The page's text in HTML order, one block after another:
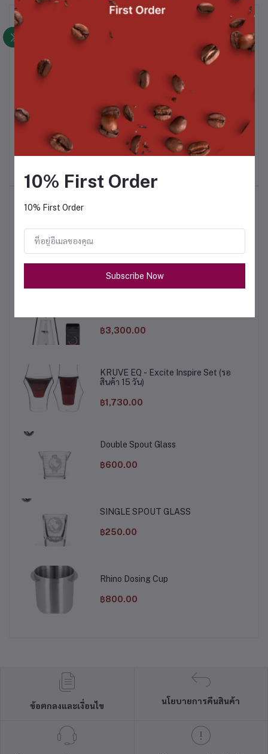
สินค้าที่ซื้อบ่อย
Green Tea Leaf 500g
Intercof
Black Stone Intercof x
Roaster
สินค้าขายดี
฿12,000.00
฿3,300.00
KRUVE EQ - Excite Inspire Set (รอ
สินค้า 15 วัน)
฿1,730.00
Double Spout Glass
฿600.00
SINGLE SPOUT GLASS
฿250.00
Rhino Dosing Cup
฿800.00
ข้อตกลงและเงื่อนไข
นโยบายการคืนสินค้า
10% First Order
10% First Order
Subscribe Now